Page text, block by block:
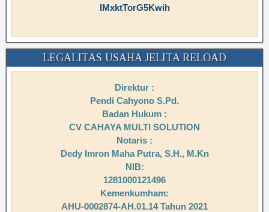
IMxktTorG5Kwih
LEGALITAS USAHA JELITA RELOAD
Direktur :
Pendi Cahyono S.Pd.
Badan Hukum :
CV CAHAYA MULTI SOLUTION
Notaris :
Dedy Imron Maha Putra, S.H., M.Kn
NIB:
1281000121496
Kemenkumham:
AHU-0002874-AH.01.14 Tahun 2021